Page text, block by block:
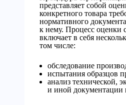
представляет собой
конкретного товара
нормативного
к нему. Процесс оценки
включает в себя
том числе:
обследование
испытания образцов
анализ технической,
и иной документации